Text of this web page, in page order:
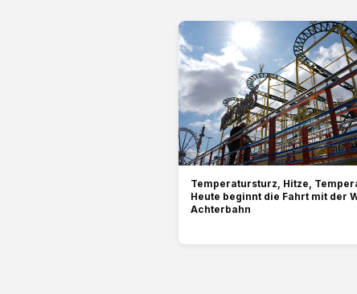
Temperatursturz, Hitze,
Heute beginnt die Fahrt mit der
Achterbahn